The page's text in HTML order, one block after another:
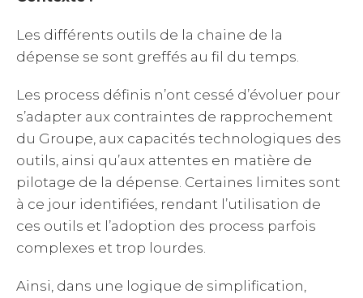
Les différents outils de la chaine de la
dépense se sont greffés au fil du temps.
Les process définis n’ont cessé d’évoluer pour
s’adapter aux contraintes de rapprochement
du Groupe, aux capacités technologiques des
outils, ainsi qu’aux attentes en matière de
pilotage de la dépense. Certaines limites sont
à ce jour identifiées, rendant l’utilisation de
ces outils et l’adoption des process parfois
complexes et trop lourdes.
Ainsi, dans une logique de simplification,